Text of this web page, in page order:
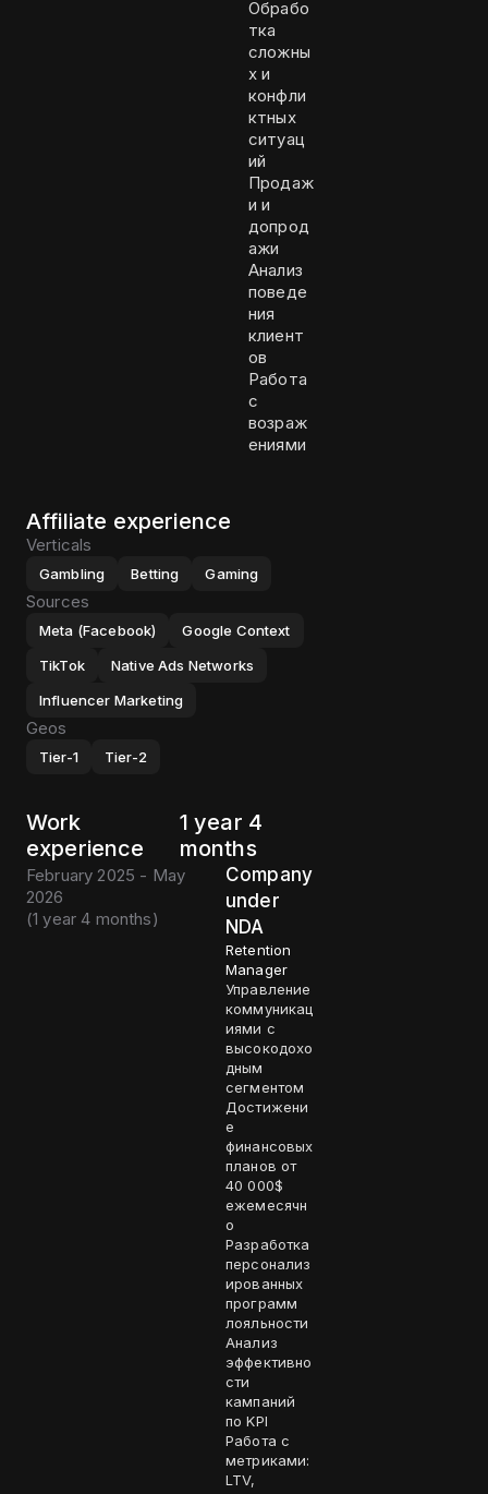
Обрабо
тка
сложны
х и
конфли
ктных
ситуац
ий
Продаж
и и
допрод
ажи
Анализ
поведе
ния
клиент
ов
Работа
с
возраж
ениями
Affiliate experience
Verticals
Gambling Betting Gaming
Sources
Meta (Facebook)
Google Context
TikTok
Native Ads Networks
Influencer Marketing
Geos
Tier-1 Tier-2
Work
experience
1 year 4
months
February 2025 - May
2026
(1 year 4 months)
Company
under
NDA
Retention
Manager
Управление
коммуникац
иями с
высокодохо
дным
сегментом
Достижени
е
финансовых
планов от
40 000$
ежемесячн
о
Разработка
персонализ
ированных
программ
лояльности
Анализ
эффективно
сти
кампаний
по KPI
Работа с
метриками:
LTV,